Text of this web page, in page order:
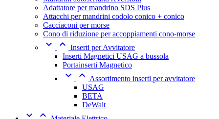
Adattatore per mandrino SDS Plus
Attacchi per mandrini codolo conico + conico
Cacciaconi per morse
Cono di riduzione per accoppiamenti cono-morse
  Inserti per Avvitatore
Inserti Magnetici USAG a bussola
Portainserti Magnetico
  Assortimento inserti per avvitatore
USAG
BETA
DeWalt
 